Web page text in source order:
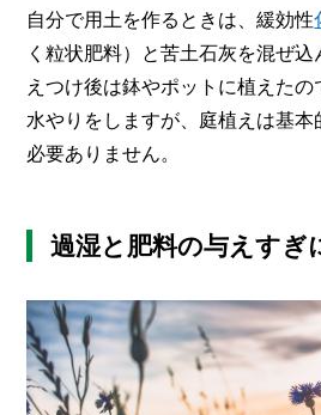
自分で用土を作るときは、緩効性
く粒状肥料）と苦土石灰を混ぜ
えつけ後は鉢やポットに植えた
水やりをしますが、庭植えは基
必要ありません。
過湿と肥料の与えすぎ